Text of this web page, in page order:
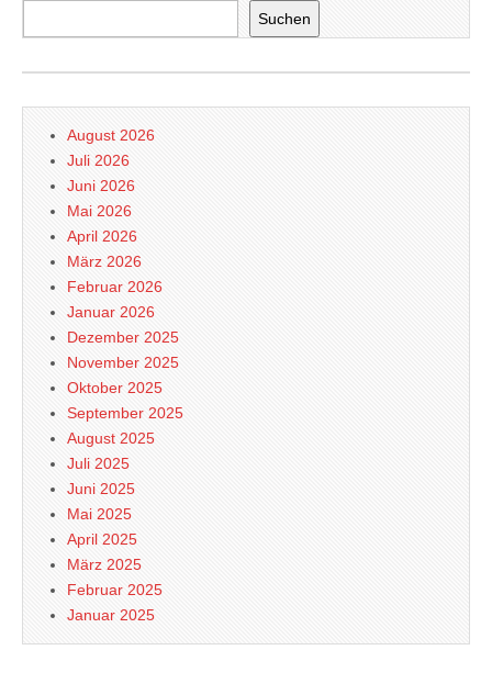
Suchen
August 2026
Juli 2026
Juni 2026
Mai 2026
April 2026
März 2026
Februar 2026
Januar 2026
Dezember 2025
November 2025
Oktober 2025
September 2025
August 2025
Juli 2025
Juni 2025
Mai 2025
April 2025
März 2025
Februar 2025
Januar 2025